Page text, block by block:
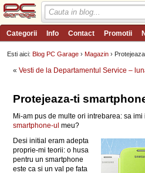
Categorii Info Contact Promotii
Review-uri Wishlist PC Garage TV
Esti aici:Blog PC Garage ›Magazin ›
«Vesti de la Departamentul Service –
Protejeaza-ti
Mi-am pus de multe ori intrebarea: sa
smartphone-ul meu?
Desi initial eram adepta
proprie-mi teorii: o husa
pentru un smartphone
este ca si un val pe fata